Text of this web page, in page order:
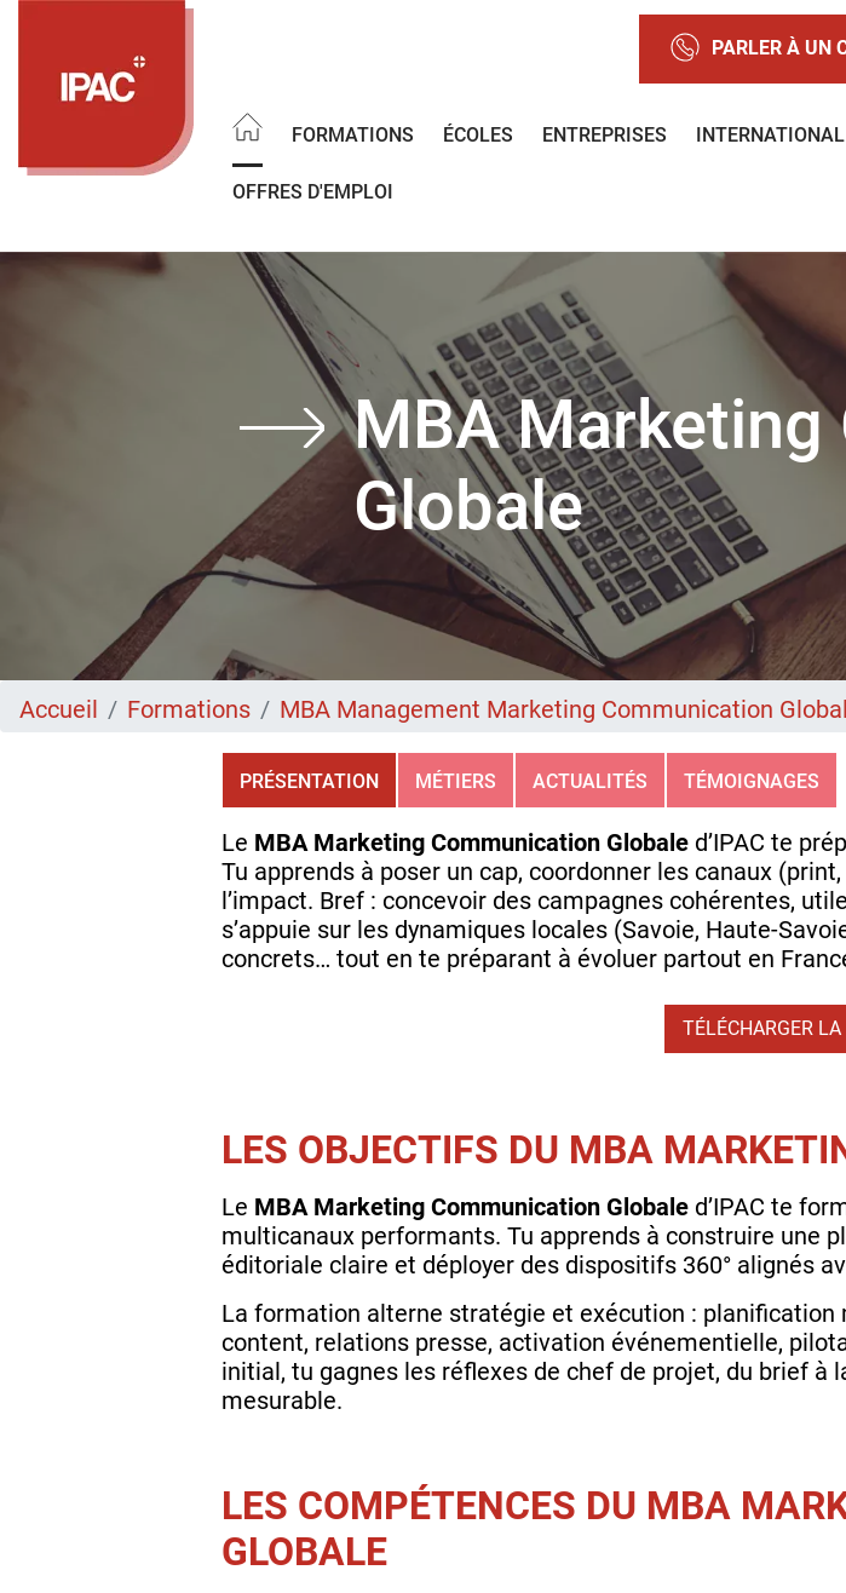
PARLER À UN
FORMATIONS ÉCOLES ENTREPRISES INTERNATIONAL
OFFRES D'EMPLOI
MBA
Globale
Accueil Formations MBA Management Marketing Communication
PRÉSENTATION MÉTIERS ACTUALITÉS TÉMOIGNAGES
Le MBA Marketing Communication Globale d’IPAC te
Tu apprends à poser un cap, coordonner les canaux
l’impact. Bref : concevoir des campagnes cohérentes,
s’appuie sur les dynamiques locales (Savoie,
concrets… tout en te préparant à évoluer partout en
TÉLÉCHARGER LA
LES OBJECTIFS DU MBA
Le MBA Marketing Communication Globale d’IPAC te
multicanaux performants. Tu apprends à construire une
éditoriale claire et déployer des dispositifs 360° alignés
La formation alterne stratégie et exécution :
content, relations presse, activation événementielle,
initial, tu gagnes les réflexes de chef de projet, du brief à
mesurable.
LES COMPÉTENCES DU MBA
GLOBALE